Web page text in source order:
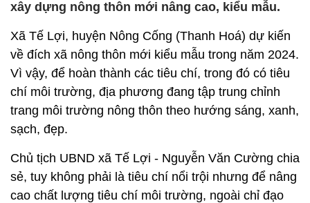
xây dựng nông thôn mới nâng cao, kiểu mẫu.
Xã Tế Lợi, huyện Nông Cống (Thanh Hoá) dự kiến
về đích xã nông thôn mới kiểu mẫu trong năm 2024.
Vì vậy, để hoàn thành các tiêu chí, trong đó có tiêu
chí môi trường, địa phương đang tập trung chỉnh
trang môi trường nông thôn theo hướng sáng, xanh,
sạch, đẹp.
Chủ tịch UBND xã Tế Lợi - Nguyễn Văn Cường chia
sẻ, tuy không phải là tiêu chí nổi trội nhưng để nâng
cao chất lượng tiêu chí môi trường, ngoài chỉ đạo